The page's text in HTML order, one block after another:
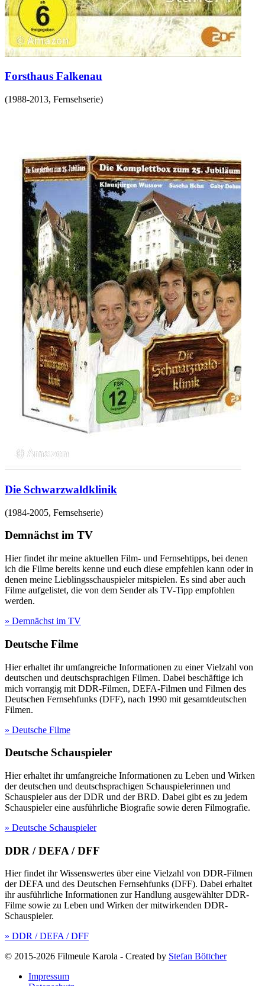
Forsthaus Falkenau
(1988-2013, Fernsehserie)
Die Schwarzwaldklinik
(1984-2005, Fernsehserie)
Demnächst im TV
Hier findet ihr meine aktuellen Film- und Fernsehtipps, bei denen
ich die Filme bereits kenne und euch diese empfehlen kann oder in
denen meine Lieblingsschauspieler mitspielen. Es sind aber auch
Filme aufgelistet, die von dem Sender als TV-Tipp empfohlen
werden.
» Demnächst im TV
Deutsche Filme
Hier erhaltet ihr umfangreiche Informationen zu einer Vielzahl von
deutschen und deutschsprachigen Filmen. Dabei beschäftige ich
mich vorrangig mit DDR-Filmen, DEFA-Filmen und Filmen des
Deutschen Fernsehfunks (DFF), nach 1990 mit gesamtdeutschen
Filmen.
» Deutsche Filme
Deutsche Schauspieler
Hier erhaltet ihr umfangreiche Informationen zu Leben und Wirken
der deutschen und deutschsprachigen Schauspielerinnen und
Schauspieler aus der DDR und der BRD. Dabei gibt es zu jedem
Schauspieler eine ausführliche Biografie sowie deren Filmografie.
» Deutsche Schauspieler
DDR / DEFA / DFF
Hier findet ihr Wissenswertes über eine Vielzahl von DDR-Filmen
der DEFA und des Deutschen Fernsehfunks (DFF). Dabei erhaltet
ihr ausführliche Informationen zur Handlung ausgewählter DDR-
Filme sowie zu Leben und Wirken der mitwirkenden DDR-
Schauspieler.
» DDR / DEFA / DFF
© 2015-2026 Filmeule Karola - Created by Stefan Böttcher
Impressum